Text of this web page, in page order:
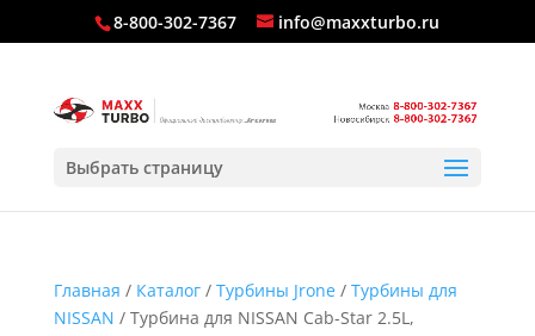
8-800-302-7367 info@maxxturbo.ru
Выбрать страницу
Главная / Каталог/ Турбины Jrone/ Турбины для
NISSAN / Турбина для NISSAN Cab-Star 2.5L,